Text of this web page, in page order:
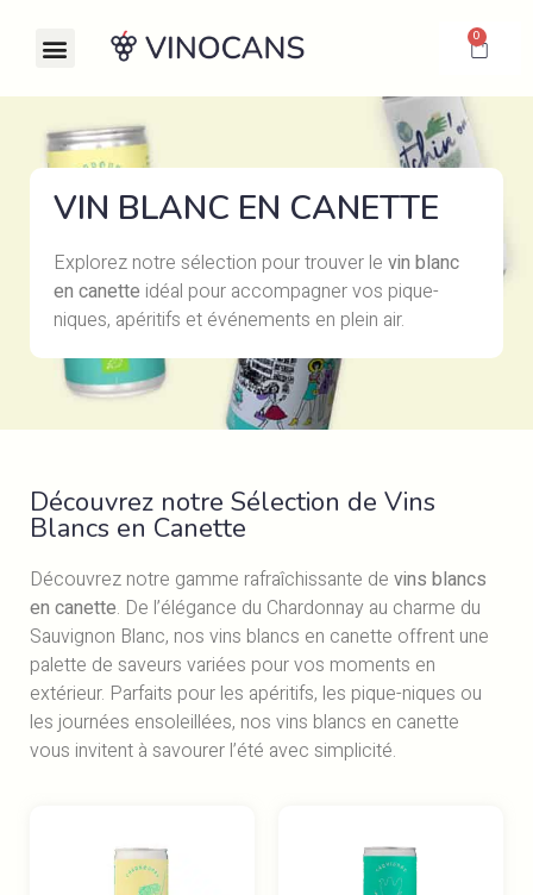
0
VIN BLANC EN CANETTE
Explorez notre sélection pour trouver le vin blanc
en canette idéal pour accompagner vos pique-
niques, apéritifs et événements en plein air.
Découvrez notre Sélection de Vins
Blancs en Canette
Découvrez notre gamme rafraîchissante de vins blancs
en canette. De l’élégance du Chardonnay au charme du
Sauvignon Blanc, nos vins blancs en canette offrent une
palette de saveurs variées pour vos moments en
extérieur. Parfaits pour les apéritifs, les pique-niques ou
les journées ensoleillées, nos vins blancs en canette
vous invitent à savourer l’été avec simplicité.